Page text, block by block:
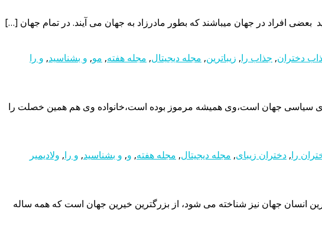
افراد در جهان میباشند که بطور مادرزاد به جهان می آیند. در تمام جهان […]
دختران, جذاب را, زیباترین, مجله دیجیتال, مجله هفته, مو, و بشناسید, و را
های سیاسی جهان است،وی همیشه مرموز بوده است،خانواده وی هم همین خصلت را
را, دختران زیبای, مجله دیجیتال, مجله هفته, و, و بشناسید, و را, ولادیمیر
انسان جهان نیز شناخته می شود، از بزرگترین خیرین جهان است که همه ساله